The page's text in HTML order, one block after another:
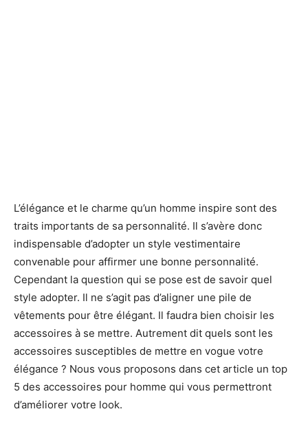
L’élégance et le charme qu’un homme inspire sont des
traits importants de sa personnalité. Il s’avère donc
indispensable d’adopter un style vestimentaire
convenable pour affirmer une bonne personnalité.
Cependant la question qui se pose est de savoir quel
style adopter. Il ne s’agit pas d’aligner une pile de
vêtements pour être élégant. Il faudra bien choisir les
accessoires à se mettre. Autrement dit quels sont les
accessoires susceptibles de mettre en vogue votre
élégance ? Nous vous proposons dans cet article un top
5 des accessoires pour homme qui vous permettront
d’améliorer votre look.